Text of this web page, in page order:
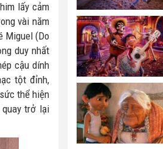
lấy cảm
vài năm
Miguel (Do
duy nhất
cậu dính
tột đỉnh,
thể hiện
trở lại